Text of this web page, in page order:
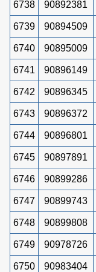
6738 90892381
6739 90894509
6740 90895009
6741 90896149
6742 90896345
6743 90896372
6744 90896801
6745 90897891
6746 90899286
6747 90899743
6748 90899808
6749 90978726
6750 90983404